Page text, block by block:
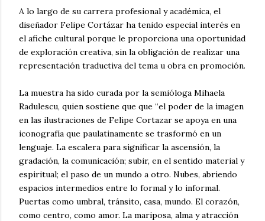
A lo largo de su carrera profesional y académica, el
diseñador Felipe Cortázar ha tenido especial interés en
el afiche cultural porque le proporciona una oportunidad
de exploración creativa, sin la obligación de realizar una
representación traductiva del tema u obra en promoción.
La muestra ha sido curada por la semióloga Mihaela
Radulescu, quien sostiene que que “el poder de la imagen
en las ilustraciones de Felipe Cortazar se apoya en una
iconografía que paulatinamente se trasformó en un
lenguaje. La escalera para significar la ascensión, la
gradación, la comunicación; subir, en el sentido material y
espiritual; el paso de un mundo a otro. Nubes, abriendo
espacios intermedios entre lo formal y lo informal.
Puertas como umbral, tránsito, casa, mundo. El corazón,
como centro, como amor. La mariposa, alma y atracción